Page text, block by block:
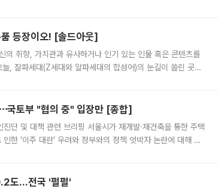
등장이오! [솔드아웃]
의 취향, 가치관과 유사하거나 인기 있는 인물 혹은 콘텐츠를
, 잘파세대(Z세대와 알파세대의 합성어)의 눈길이 쏠린 곳은
국토부 "협의 중" 입장만 [종합]
단 및 대책 관련 브리핑 서울시가 재개발·재건축을 통한 주택
한 '이주 대란' 우려와 정부와의 정책 엇박자 논란에 대해 정
도…전국 '펄펄'